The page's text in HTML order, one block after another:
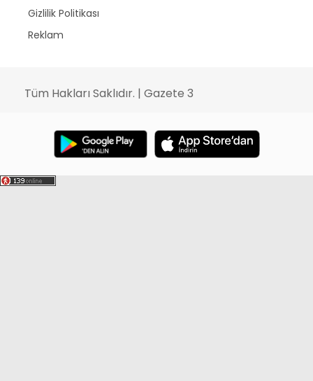
Gizlilik Politikası
Reklam
Tüm Hakları Saklıdır. | Gazete 3